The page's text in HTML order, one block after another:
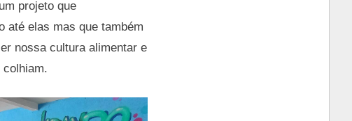
projeto que
até elas mas que também
nossa cultura alimentar e